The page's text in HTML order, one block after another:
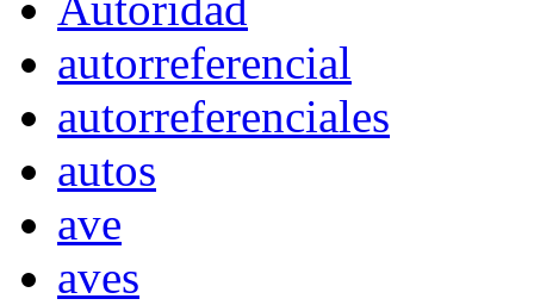
autorreferencial
autorreferenciales
autos
ave
aves